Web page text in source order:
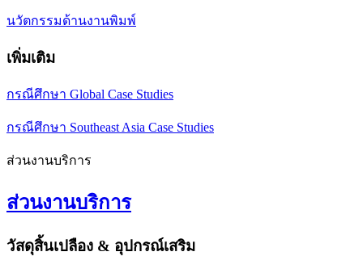
นวัตกรรมด้านงานพิมพ์
เพิ่มเติม
กรณีศึกษา Global Case Studies
กรณีศึกษา Southeast Asia Case Studies
ส่วนงานบริการ
ส่วนงานบริการ
วัสดุสิ้นเปลือง & อุปกรณ์เสริม